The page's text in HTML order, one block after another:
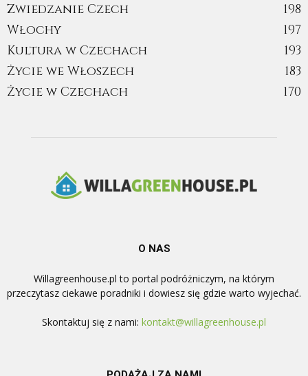
Zwiedzanie Czech
198
Włochy
197
Kultura w Czechach
193
Życie we Włoszech
183
Życie w Czechach
170
O NAS
Willagreenhouse.pl to portal podróżniczym, na którym
przeczytasz ciekawe poradniki i dowiesz się gdzie warto wyjechać.
Skontaktuj się z nami: kontakt@willagreenhouse.pl